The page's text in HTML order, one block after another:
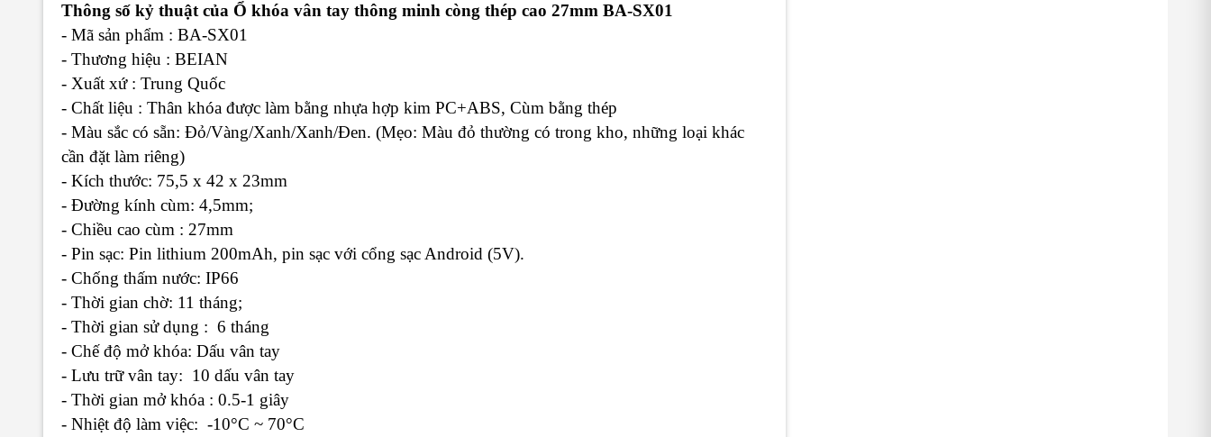
Thông số kỷ thuật của Ổ khóa vân tay thông minh còng thép cao 27mm BA-SX01
- Mã sản phẩm : BA-SX01
- Thương hiệu : BEIAN
- Xuất xứ : Trung Quốc
- Chất liệu : Thân khóa được làm bằng nhựa hợp kim PC+ABS, Cùm bằng thép
- Màu sắc có sẵn: Đỏ/Vàng/Xanh/Xanh/Đen. (Mẹo: Màu đỏ thường có trong kho, những loại khác
cần đặt làm riêng)
- Kích thước: 75,5 x 42 x 23mm
- Đường kính cùm: 4,5mm;
- Chiều cao cùm : 27mm
- Pin sạc: Pin lithium 200mAh, pin sạc với cổng sạc Android (5V).
- Chống thấm nước: IP66
- Thời gian chờ: 11 tháng;
- Thời gian sử dụng : 6 tháng
- Chế độ mở khóa: Dấu vân tay
- Lưu trữ vân tay: 10 dấu vân tay
- Thời gian mở khóa : 0.5-1 giây
- Nhiệt độ làm việc: -10°C ~ 70°C